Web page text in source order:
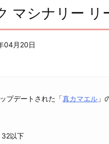
マシナリー リ
04月20日
プデートされた「真カマエル 」
32以下